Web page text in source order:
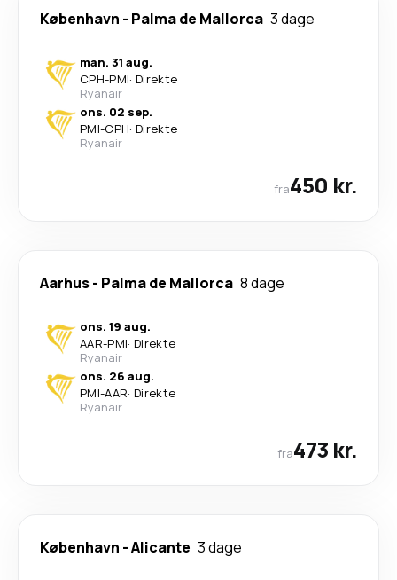
København - Palma de Mallorca 3 dage
man. 31 aug.
CPH-PMI· Direkte
Ryanair
ons. 02 sep.
PMI-CPH· Direkte
Ryanair
fra450 kr.
Aarhus- Palma de Mallorca 8 dage
ons. 19 aug.
AAR-PMI· Direkte
Ryanair
ons. 26 aug.
PMI-AAR· Direkte
Ryanair
fra473 kr.
København -Alicante 3 dage